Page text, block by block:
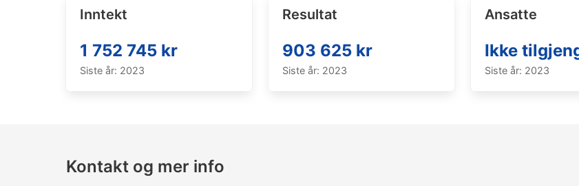
Inntekt
1 752 745 kr
Siste år: 2023
Resultat
903 625 kr
Siste år: 2023
Ansatte
Ikke
Siste år: 2023
Kontakt og mer info